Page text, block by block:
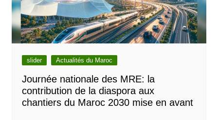
slider Actualités du Maroc
Journée nationale des MRE: la
contribution de la diaspora aux
chantiers du Maroc 2030 mise en avant